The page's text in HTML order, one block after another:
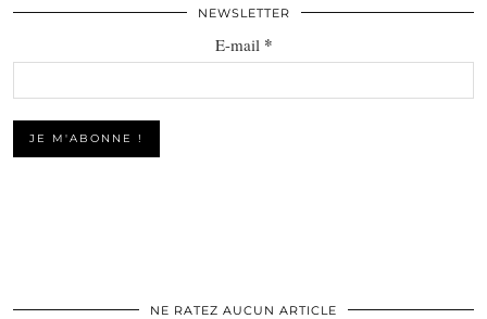
NEWSLETTER
E-mail *
NE RATEZ AUCUN ARTICLE